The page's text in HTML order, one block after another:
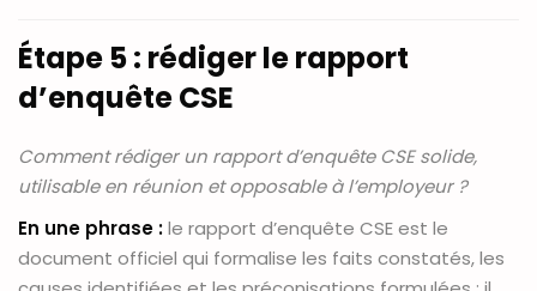
Étape 5 : rédiger le rapport
d’enquête CSE
Comment rédiger un rapport d’enquête CSE solide,
utilisable en réunion et opposable à l’employeur ?
En une phrase :le rapport d’enquête CSE est le
document officiel qui formalise les faits constatés, les